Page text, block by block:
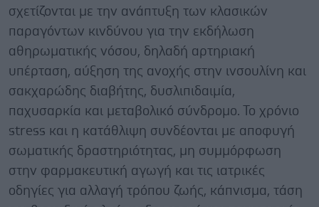
σχετίζονται με την ανάπτυξη των κλασικών
παραγόντων κινδύνου για την εκδήλωση
αθηρωματικής νόσου, δηλαδή αρτηριακή
υπέρταση, αύξηση της ανοχής στην ινσουλίνη και
σακχαρώδης διαβήτης, δυσλιπιδαιμία,
παχυσαρκία και μεταβολικό σύνδρομο. Το χρόνιο
stress και η κατάθλιψη συνδέονται με αποφυγή
σωματικής δραστηριότητας, μη συμμόρφωση
στην φαρμακευτική αγωγή και τις ιατρικές
οδηγίες για αλλαγή τρόπου ζωής, κάπνισμα, τάση